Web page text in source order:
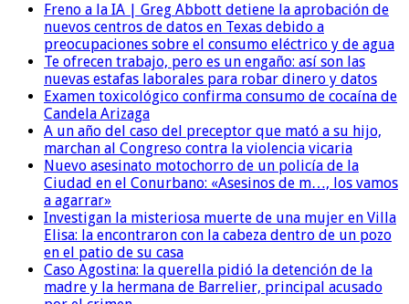
Freno a la IA | Greg Abbott detiene la aprobación de
nuevos centros de datos en Texas debido a
preocupaciones sobre el consumo eléctrico y de agua
Te ofrecen trabajo, pero es un engaño: así son las
nuevas estafas laborales para robar dinero y datos
Examen toxicológico confirma consumo de cocaína de
Candela Arizaga
A un año del caso del preceptor que mató a su hijo,
marchan al Congreso contra la violencia vicaria
Nuevo asesinato motochorro de un policía de la
Ciudad en el Conurbano: «Asesinos de m…, los vamos
a agarrar»
Investigan la misteriosa muerte de una mujer en Villa
Elisa: la encontraron con la cabeza dentro de un pozo
en el patio de su casa
Caso Agostina: la querella pidió la detención de la
madre y la hermana de Barrelier, principal acusado